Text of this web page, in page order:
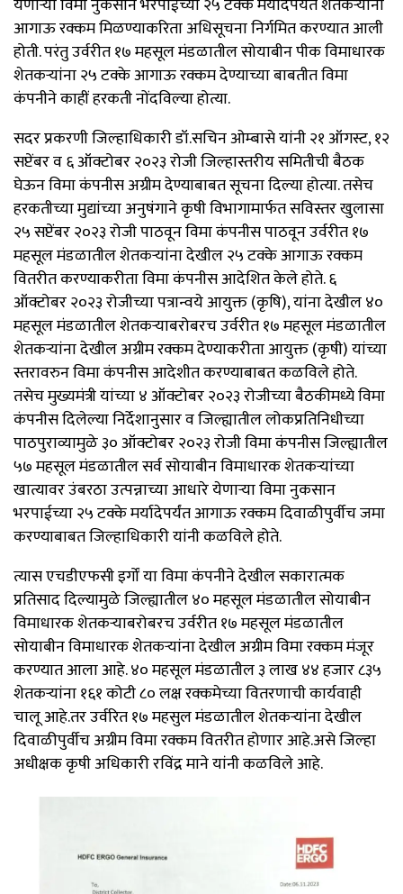
आगाऊ रक्कम मिळण्याकरिता अधिसूचना निर्गमित करण्यात आली
होती. परंतु उर्वरीत १७ महसूल मंडळातील सोयाबीन पीक विमाधारक
शेतकऱ्यांना २५ टक्के आगाऊ रक्कम देण्याच्या बाबतीत विमा
कंपनीने काहीं हरकती नोंदविल्या होत्या.
सदर प्रकरणी जिल्हाधिकारी डॉ.सचिन ओम्बासे यांनी २१ ऑगस्ट, १२
सप्टेंबर व ६ ऑक्टोबर २०२३ रोजी जिल्हास्तरीय समितीची बैठक
घेऊन विमा कंपनीस अग्रीम देण्याबाबत सूचना दिल्या होत्या. तसेच
हरकतीच्या मुद्यांच्या अनुषंगाने कृषी विभागामार्फत सविस्तर खुलासा
२५ सप्टेंबर २०२३ रोजी पाठवून विमा कंपनीस पाठवून उर्वरीत १७
महसूल मंडळातील शेतकऱ्यांना देखील २५ टक्के आगाऊ रक्कम
वितरीत करण्याकरीता विमा कंपनीस आदेशित केले होते. ६
ऑक्टोबर २०२३ रोजीच्या पत्रान्वये आयुक्त (कृषि), यांना देखील ४०
महसूल मंडळातील शेतकऱ्याबरोबरच उर्वरीत १७ महसूल मंडळातील
शेतकऱ्यांना देखील अग्रीम रक्कम देण्याकरीता आयुक्त (कृषी) यांच्या
स्तरावरुन विमा कंपनीस आदेशीत करण्याबाबत कळविले होते.
तसेच मुख्यमंत्री यांच्या ४ ऑक्टोबर २०२३ रोजीच्या बैठकीमध्ये विमा
कंपनीस दिलेल्या निर्देशानुसार व जिल्ह्यातील लोकप्रतिनिधीच्या
पाठपुराव्यामुळे ३० ऑक्टोबर २०२३ रोजी विमा कंपनीस जिल्ह्यातील
५७ महसूल मंडळातील सर्व सोयाबीन विमाधारक शेतकऱ्यांच्या
खात्यावर उंबरठा उत्पन्नाच्या आधारे येणाऱ्या विमा नुकसान
भरपाईच्या २५ टक्के मर्यादेपर्यंत आगाऊ रक्कम दिवाळीपुर्वीच जमा
करण्याबाबत जिल्हाधिकारी यांनी कळविले होते.
त्यास एचडीएफसी इर्गों या विमा कंपनीने देखील सकारात्मक
प्रतिसाद दिल्यामुळे जिल्ह्यातील ४० महसूल मंडळातील सोयाबीन
विमाधारक शेतकऱ्याबरोबरच उर्वरीत १७ महसूल मंडळातील
सोयाबीन विमाधारक शेतकऱ्यांना देखील अग्रीम विमा रक्कम मंजूर
करण्यात आला आहे. ४० महसूल मंडळातील ३ लाख ४४ हजार ८३५
शेतकऱ्यांना १६१ कोटी ८० लक्ष रक्कमेच्या वितरणाची कार्यवाही
चालू आहे.तर उर्वरित १७ महसुल मंडळातील शेतकऱ्यांना देखील
दिवाळीपुर्वीच अग्रीम विमा रक्कम वितरीत होणार आहे.असे जिल्हा
अधीक्षक कृषी अधिकारी रविंद्र माने यांनी कळविले आहे.